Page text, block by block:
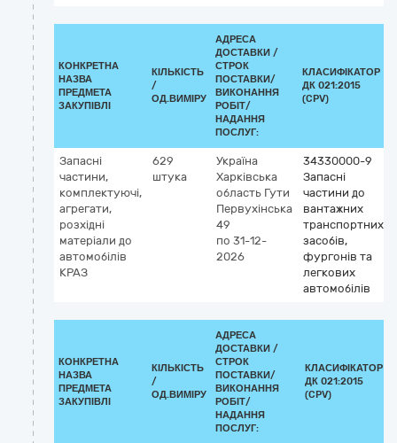
КОНКРЕТНА
НАЗВА
ПРЕДМЕТА
ЗАКУПІВЛІ
КІЛЬКІСТЬ
/
ОД.ВИМІРУ
АДРЕСА
ДОСТАВКИ /
СТРОК
ПОСТАВКИ/
ВИКОНАННЯ
РОБІТ/
НАДАННЯ
ПОСЛУГ:
КЛАСИФІКАТОР
ДК 021:2015
(CPV)
Запасні
частини,
комплектуючі,
агрегати,
розхідні
матеріали до
автомобілів
КРАЗ
629
штука
Україна
Харківська
область Гути
Первухінська
49
по 31-12-
2026
34330000-9
Запасні
частини до
вантажних
транспортних
засобів,
фургонів та
легкових
автомобілів
КОНКРЕТНА
НАЗВА
ПРЕДМЕТА
ЗАКУПІВЛІ
КІЛЬКІСТЬ
/
ОД.ВИМІРУ
АДРЕСА
ДОСТАВКИ /
СТРОК
ПОСТАВКИ/
ВИКОНАННЯ
РОБІТ/
НАДАННЯ
ПОСЛУГ:
КЛАСИФІКАТОР
ДК 021:2015
(CPV)